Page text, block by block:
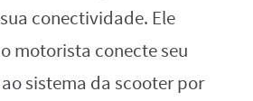
conectividade. Ele
motorista conecte seu
sistema da scooter por